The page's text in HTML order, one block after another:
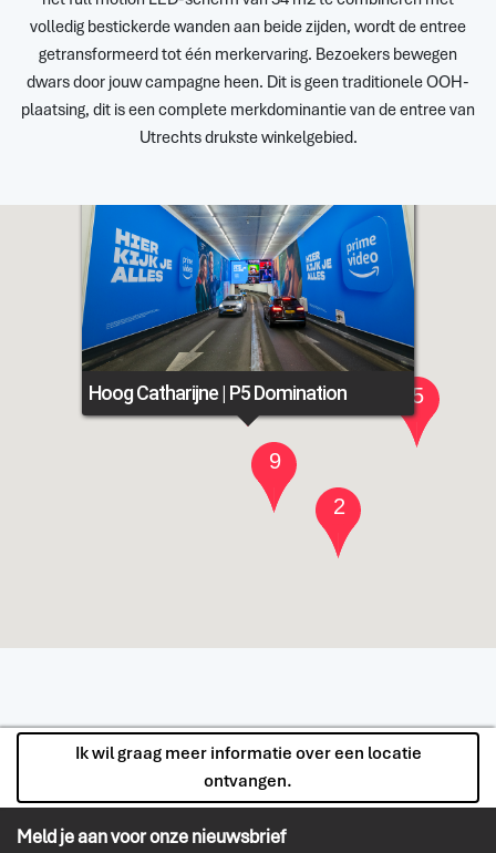
volledig bestickerde wanden aan beide zijden, wordt de entree
getransformeerd tot één merkervaring. Bezoekers bewegen
dwars door jouw campagne heen. Dit is geen traditionele OOH-
plaatsing, dit is een complete merkdominantie van de entree van
Utrechts drukste winkelgebied.
2
9
5
Hoog Catharijne | P5 Domination
Ik wil graag meer informatie over een locatie
ontvangen.
Meld je aan voor onze nieuwsbrief